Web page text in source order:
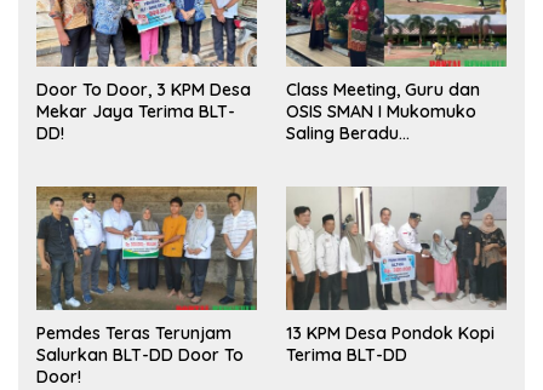
Door To Door, 3 KPM Desa
Mekar Jaya Terima BLT-
DD!
Class Meeting, Guru dan
OSIS SMAN I Mukomuko
Saling Beradu
Pemdes Teras Terunjam
Salurkan BLT-DD Door To
Door!
13 KPM Desa Pondok Kopi
Terima BLT-DD